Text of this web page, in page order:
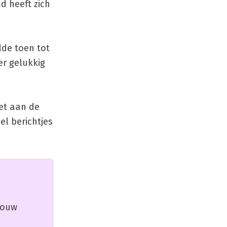
heeft zich
toen tot
gelukkig
aan de
berichtjes